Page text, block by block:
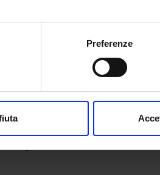
vorremmo anche:
sulla tua posizione
tuo consenso in qualsiasi
Preferenze
PUBBLICAZIONI
Extended Curry-Howard